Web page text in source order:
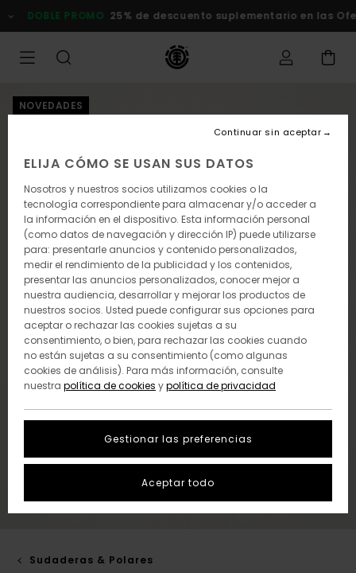
la
DOBLE PROMO 25% de descuento suplementario en las
NOVEDADES
Sudaderas & Polares
ELIJA CÓMO SE USAN SUS DATOS
Nosotros y nuestros socios utilizamos cookies o la
tecnología correspondiente para almacenar y/o acceder a
la información en el dispositivo. Esta información personal
(como datos de navegación y dirección IP) puede utilizarse
para: presentarle anuncios y contenido personalizados,
medir el rendimiento de la publicidad y los contenidos,
presentar las anuncios personalizados, conocer mejor a
nuestra audiencia, desarrollar y mejorar los productos de
nuestros socios. Usted puede configurar sus opciones para
aceptar o rechazar las cookies sujetas a su
consentimiento, o bien, para rechazar las cookies cuando
no están sujetas a su consentimiento (como algunas
cookies de análisis). Para más información, consulte
nuestra política de cookies ypolítica de privacidad
Gestionar las preferencias
Continuar sin aceptar
Aceptar todo